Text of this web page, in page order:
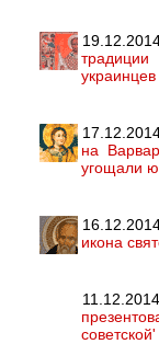
традиции
на
угощали
икона
советской'